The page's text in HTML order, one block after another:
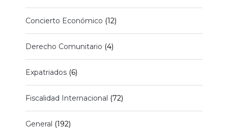
Concierto Económico (12)
Derecho Comunitario (4)
Expatriados (6)
Fiscalidad Internacional (72)
General (192)